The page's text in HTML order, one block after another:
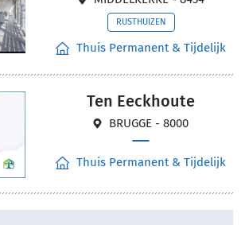
RUSTHUIZEN
Thuis Permanent & Tijdelijk
Ten Eeckhoute
BRUGGE - 8000
Thuis Permanent & Tijdelijk